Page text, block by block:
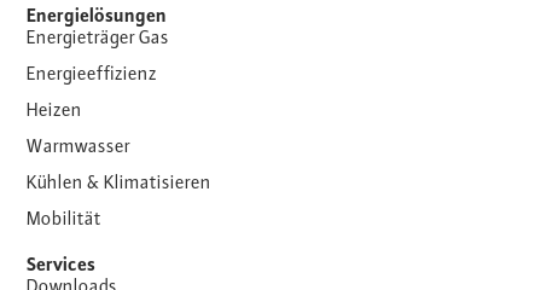
Energielösungen
Energieträger Gas
Energieeffizienz
Heizen
Warmwasser
Kühlen & Klimatisieren
Mobilität
Services